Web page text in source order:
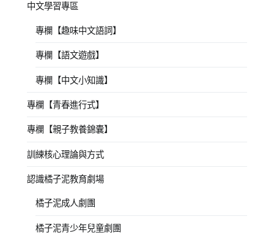
中文學習專區
專欄【趣味中文語詞】
專欄【語文遊戲】
專欄【中文小知識】
專欄【青春進行式】
專欄【親子教養錦囊】
訓練核心理論與方式
認識橘子泥教育劇場
橘子泥成人劇團
橘子泥青少年兒童劇團